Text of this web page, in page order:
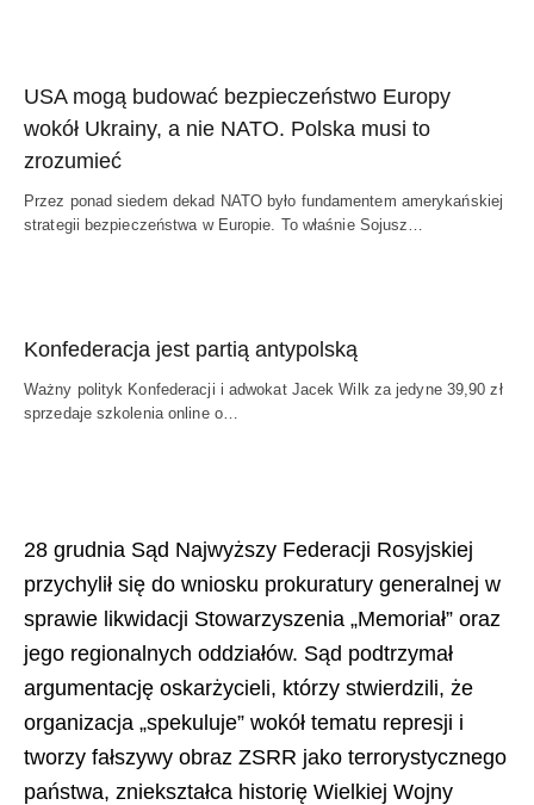
USA mogą budować bezpieczeństwo Europy
wokół Ukrainy, a nie NATO. Polska musi to
zrozumieć
Przez ponad siedem dekad NATO było fundamentem amerykańskiej
strategii bezpieczeństwa w Europie. To właśnie Sojusz…
Konfederacja jest partią antypolską
Ważny polityk Konfederacji i adwokat Jacek Wilk za jedyne 39,90 zł
sprzedaje szkolenia online o…
28 grudnia Sąd Najwyższy Federacji Rosyjskiej
przychylił się do wniosku prokuratury generalnej w
sprawie likwidacji Stowarzyszenia „Memoriał” oraz
jego regionalnych oddziałów. Sąd podtrzymał
argumentację oskarżycieli, którzy stwierdzili, że
organizacja „spekuluje” wokół tematu represji i
tworzy fałszywy obraz ZSRR jako terrorystycznego
państwa, zniekształca historię Wielkiej Wojny